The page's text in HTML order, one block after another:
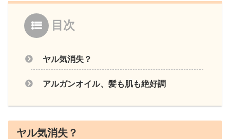
目次
ヤル気消失？
アルガンオイル、髪も肌も絶好調
ヤル気消失？